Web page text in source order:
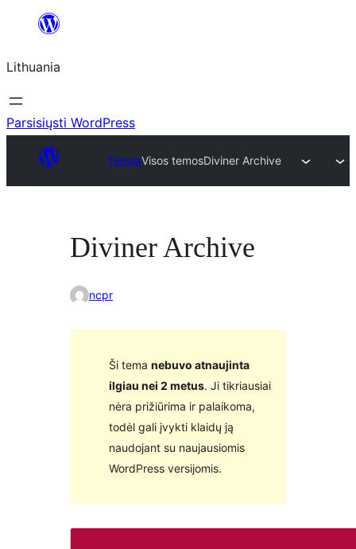
turinio
Lithuania
Parsisiųsti WordPress
TemosVisos temosDiviner Archive
Diviner Archive
ncpr
Ši tema nebuvo atnaujinta
ilgiau nei 2 metus. Ji tikriausiai
nėra prižiūrima ir palaikoma,
todėl gali įvykti klaidų ją
naudojant su naujausiomis
WordPress versijomis.